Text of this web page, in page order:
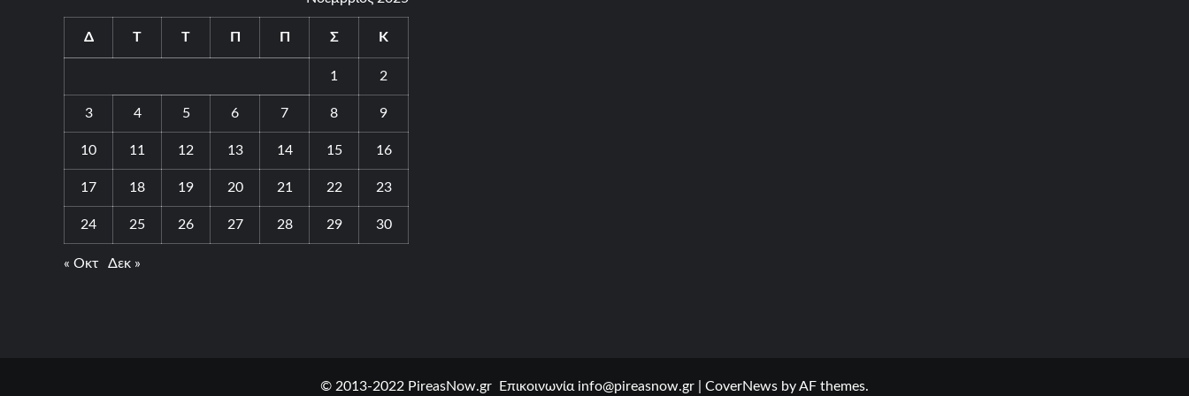
Δ Τ Τ Π Π Σ Κ
1 2
3 4 5 6 7 8 9
10 11 12 13 14 15 16
17 18 19 20 21 22 23
24 25 26 27 28 29 30
« Οκτ Δεκ »
© 2013-2022 PireasNow.gr Επικοινωνία info@pireasnow.gr CoverNews by AF themes.